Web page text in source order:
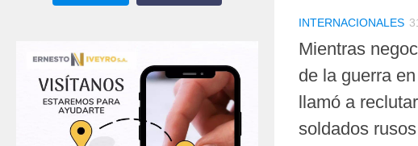
INTERNACIONALES
Mientras
de la guerra
llamó a
soldados rusos